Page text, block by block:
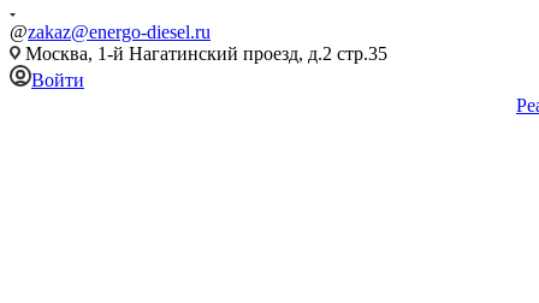
@zakaz@energo-diesel.ru
Москва, 1-й Нагатинский проезд, д.2 стр.35
Войти